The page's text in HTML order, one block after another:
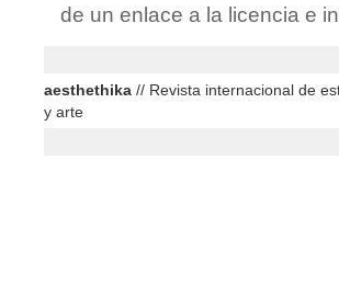
de un enlace a la licencia e
aesthethika // Revista internacional de
y arte